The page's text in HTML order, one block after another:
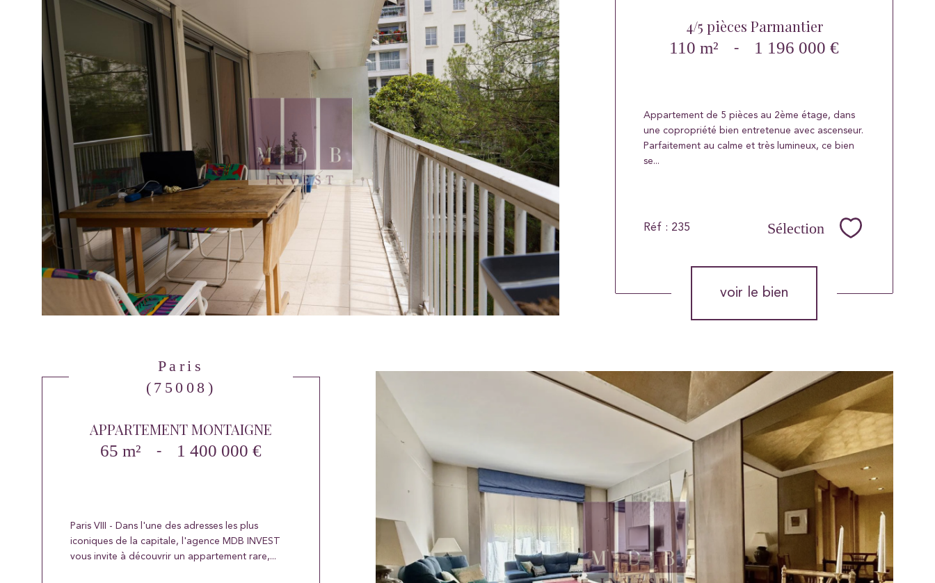
4/5 pièces Parmantier
110 m²
- 1 196 000 €
Appartement de 5 pièces au 2ème étage, dans
une copropriété bien entretenue avec ascenseur.
Parfaitement au calme et très lumineux, ce bien
se...
Réf : 235 Sélection Sélectionner
voir le bien
Paris
(75008)
APPARTEMENT MONTAIGNE
65 m²
- 1 400 000 €
Paris VIII - Dans l'une des adresses les plus
iconiques de la capitale, l'agence MDB INVEST
vous invite à découvrir un appartement rare,...